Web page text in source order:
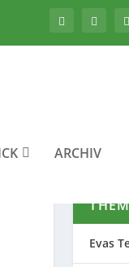
ARCHIV
Evas